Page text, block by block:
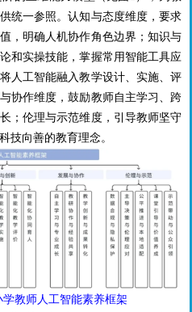
统一参照。认知与态度维度，要求
，明确人机协作角色边界；知识与
和实操技能，掌握常用智能工具应
人工智能融入教学设计、实施、评
协作维度，鼓励教师自主学习、跨
；伦理与示范维度，引导教师坚守
技向善的教育理念。
学教师人工智能素养框架